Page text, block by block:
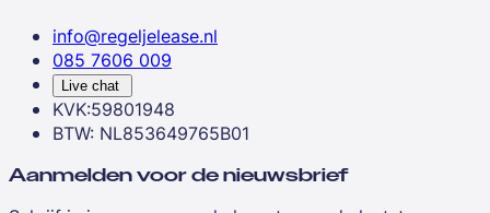
info@regeljelease.nl
085 7606 009
Live chat
KVK:59801948
BTW: NL853649765B01
Aanmelden voor de nieuwsbrief